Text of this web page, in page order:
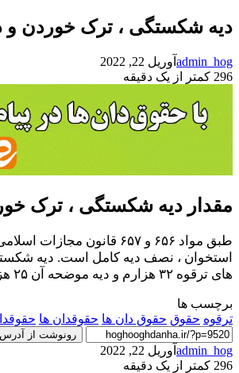
دیه شکستگی ، ترک خوردن و
admin_hog آوریل 22, 2022
296 کمتر از یک دقیقه
مقدار دیه شکستگی ، ترک
استخوان ، نصف دیه کامل است. دیه
های ترقوه ۳۲ هزارم و دیه موضحه آن ۲۵ هزارم و دیه دررفتگی آن ۲۰هزارم و دیه سوراخ شدن آن ۱۰هزارم دیه کامل است.
برچسب ها
ترقوه حقوق حقوق دان ها حقوقدان ها
رونوشت از آدرس
admin_hog آوریل 22, 2022
296 کمتر از یک دقیقه